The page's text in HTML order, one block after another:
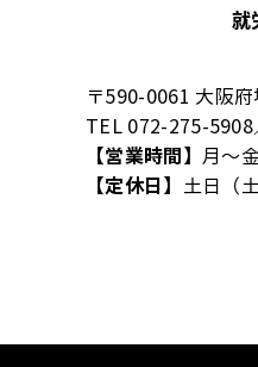
〒590-0061 大阪
TEL 072-275-
【営業時間】 月～
【定休日】 土日（